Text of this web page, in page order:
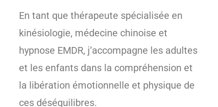
En tant que thérapeute spécialisée en
kinésiologie, médecine chinoise et
hypnose EMDR, j’accompagne les adultes
et les enfants dans la compréhension et
la libération émotionnelle et physique de
ces déséquilibres.